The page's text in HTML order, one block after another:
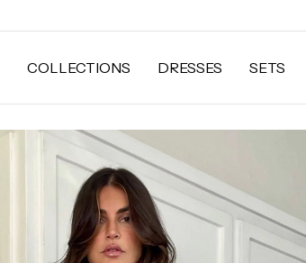
COLLECTIONS DRESSES SETS